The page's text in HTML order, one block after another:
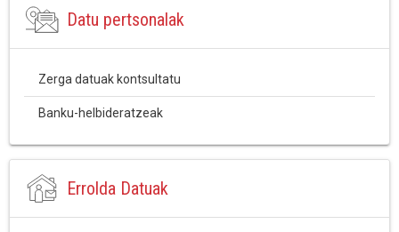
Datu pertsonalak
Zerga datuak kontsultatu
Banku-helbideratzeak
Errolda Datuak